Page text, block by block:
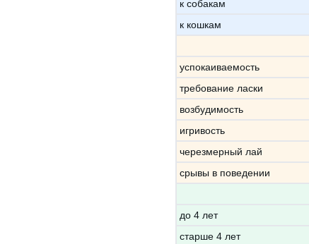
к собакам
к кошкам
успокаиваемость
требование ласки
возбудимость
игривость
черезмерный лай
срывы в поведении
до 4 лет
старше 4 лет